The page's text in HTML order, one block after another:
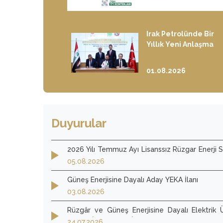
Irak Petrolünde Bir
Yıllık Yeni Anlaşma
01.08.2026
Duyurular
2026 Yılı Temmuz Ayı Lisanssız Rüzgar Enerji
Değerlendirme Sonuçları
05.08.2026
Güneş Enerjisine Dayalı Aday YEKA İlanı
03.08.2026
Rüzgâr ve Güneş Enerjisine Dayalı Elektrik
Ruhsat İşlemlerine İlişkin Yönetmelik